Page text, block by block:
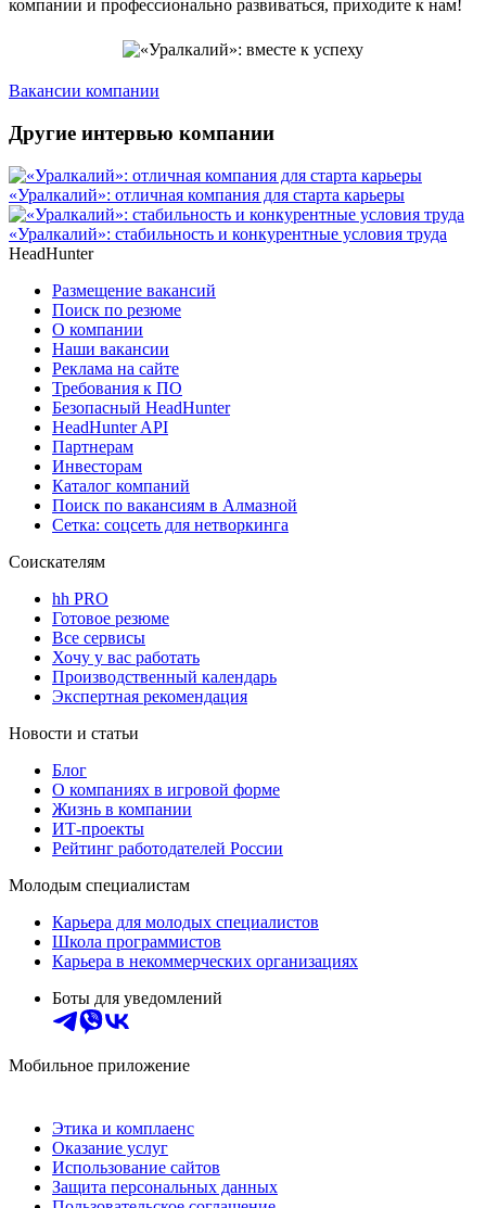
компании и профессионально развиваться, приходите к нам!
Вакансии компании
Другие интервью компании
«Уралкалий»: отличная компания для старта карьеры
«Уралкалий»: стабильность и конкурентные условия труда
HeadHunter
Размещение вакансий
Поиск по резюме
О компании
Наши вакансии
Реклама на сайте
Требования к ПО
Безопасный HeadHunter
HeadHunter API
Партнерам
Инвесторам
Каталог компаний
Поиск по вакансиям в Алмазной
Сетка: соцсеть для нетворкинга
Соискателям
hh PRO
Готовое резюме
Все сервисы
Хочу у вас работать
Производственный календарь
Экспертная рекомендация
Новости и статьи
Блог
О компаниях в игровой форме
Жизнь в компании
ИТ-проекты
Рейтинг работодателей России
Молодым специалистам
Карьера для молодых специалистов
Школа программистов
Карьера в некоммерческих организациях
Боты для уведомлений
Мобильное приложение
Этика и комплаенс
Оказание услуг
Использование сайтов
Защита персональных данных